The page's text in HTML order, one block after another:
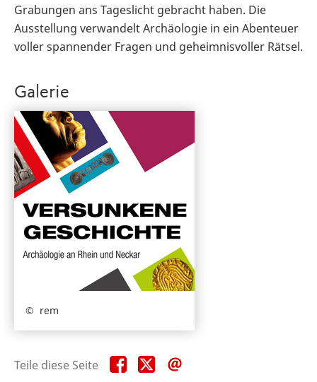
Grabungen ans Tageslicht gebracht haben. Die
Ausstellung verwandelt Archäologie in ein Abenteuer
voller spannender Fragen und geheimnisvoller Rätsel.
Galerie
rem
Teile diese Seite Teile
diese
Teile
diese